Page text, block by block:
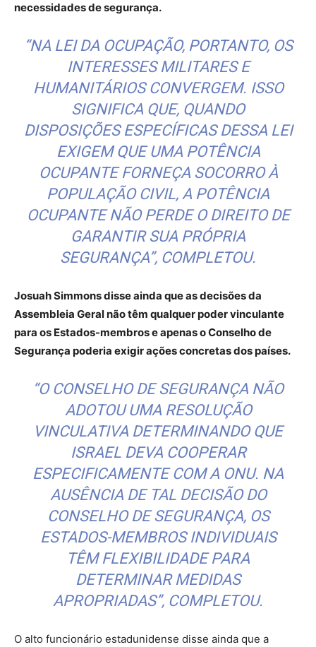
necessidades de segurança.
“NA LEI DA OCUPAÇÃO, PORTANTO, OS
INTERESSES MILITARES E
HUMANITÁRIOS CONVERGEM. ISSO
SIGNIFICA QUE, QUANDO
DISPOSIÇÕES ESPECÍFICAS DESSA LEI
EXIGEM QUE UMA POTÊNCIA
OCUPANTE FORNEÇA SOCORRO À
POPULAÇÃO CIVIL, A POTÊNCIA
OCUPANTE NÃO PERDE O DIREITO DE
GARANTIR SUA PRÓPRIA
SEGURANÇA”, COMPLETOU.
Josuah Simmons disse ainda que as decisões da
Assembleia Geral não têm qualquer poder vinculante
para os Estados-membros e apenas o Conselho de
Segurança poderia exigir ações concretas dos países.
“O CONSELHO DE SEGURANÇA NÃO
ADOTOU UMA RESOLUÇÃO
VINCULATIVA DETERMINANDO QUE
ISRAEL DEVA COOPERAR
ESPECIFICAMENTE COM A ONU. NA
AUSÊNCIA DE TAL DECISÃO DO
CONSELHO DE SEGURANÇA, OS
ESTADOS-MEMBROS INDIVIDUAIS
TÊM FLEXIBILIDADE PARA
DETERMINAR MEDIDAS
APROPRIADAS”, COMPLETOU.
O alto funcionário estadunidense disse ainda que a